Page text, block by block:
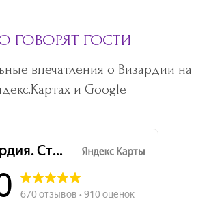
ГОВОРЯТ ГОСТИ
впечатления о Визардии на
и Google